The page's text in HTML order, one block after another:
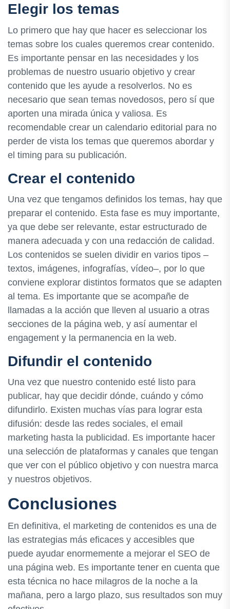
Elegir los temas
Lo primero que hay que hacer es seleccionar los
temas sobre los cuales queremos crear contenido.
Es importante pensar en las necesidades y los
problemas de nuestro usuario objetivo y crear
contenido que les ayude a resolverlos. No es
necesario que sean temas novedosos, pero sí que
aporten una mirada única y valiosa. Es
recomendable crear un calendario editorial para no
perder de vista los temas que queremos abordar y
el timing para su publicación.
Crear el contenido
Una vez que tengamos definidos los temas, hay que
preparar el contenido. Esta fase es muy importante,
ya que debe ser relevante, estar estructurado de
manera adecuada y con una redacción de calidad.
Los contenidos se suelen dividir en varios tipos –
textos, imágenes, infografías, vídeo–, por lo que
conviene explorar distintos formatos que se adapten
al tema. Es importante que se acompañe de
llamadas a la acción que lleven al usuario a otras
secciones de la página web, y así aumentar el
engagement y la permanencia en la web.
Difundir el contenido
Una vez que nuestro contenido esté listo para
publicar, hay que decidir dónde, cuándo y cómo
difundirlo. Existen muchas vías para lograr esta
difusión: desde las redes sociales, el email
marketing hasta la publicidad. Es importante hacer
una selección de plataformas y canales que tengan
que ver con el público objetivo y con nuestra marca
y nuestros objetivos.
Conclusiones
En definitiva, el marketing de contenidos es una de
las estrategias más eficaces y accesibles que
puede ayudar enormemente a mejorar el SEO de
una página web. Es importante tener en cuenta que
esta técnica no hace milagros de la noche a la
mañana, pero a largo plazo, sus resultados son muy